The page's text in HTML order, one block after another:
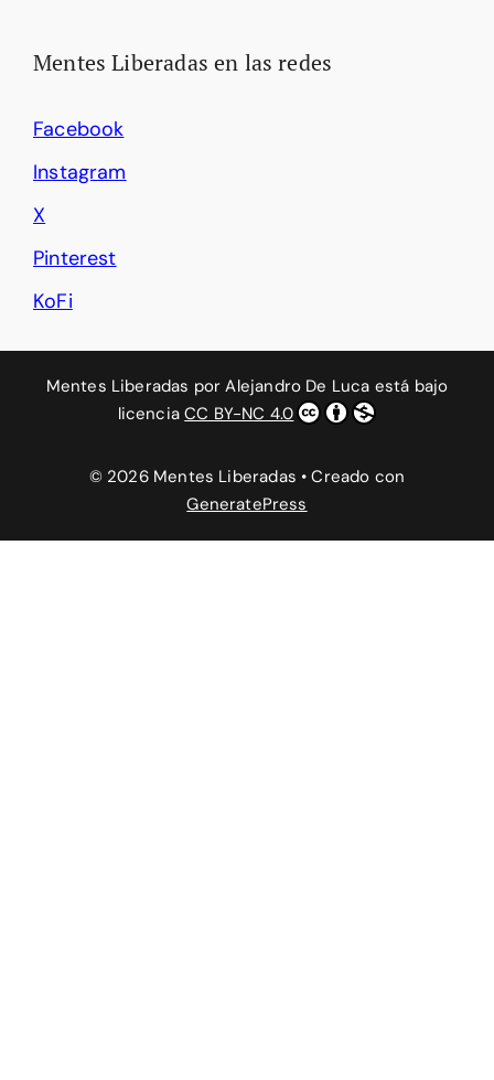
Mentes Liberadas en las redes
Facebook
Instagram
X
Pinterest
KoFi
Mentes Liberadas porAlejandro De Luca está bajo
licenciaCC BY-NC 4.0
© 2026 Mentes Liberadas • Creado con
GeneratePress